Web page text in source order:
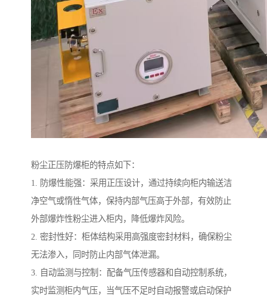
粉尘正压防爆柜的特点如下：
1. 防爆性能强：采用正压设计，通过持续向柜内输送洁
净空气或惰性气体，保持内部气压高于外部，有效防止
外部爆炸性粉尘进入柜内，降低爆炸风险。
2. 密封性好：柜体结构采用高强度密封材料，确保粉尘
无法渗入，同时防止内部气体泄漏。
3. 自动监测与控制：配备气压传感器和自动控制系统，
实时监测柜内气压，当气压不足时自动报警或启动保护